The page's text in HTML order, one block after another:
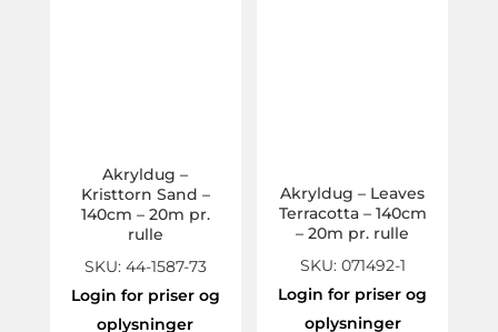
Akryldug –
Kristtorn Sand –
140cm – 20m pr.
rulle
SKU: 44-1587-73
Login for priser og
oplysninger
Akryldug – Leaves
Terracotta – 140cm
– 20m pr. rulle
SKU: 071492-1
Login for priser og
oplysninger